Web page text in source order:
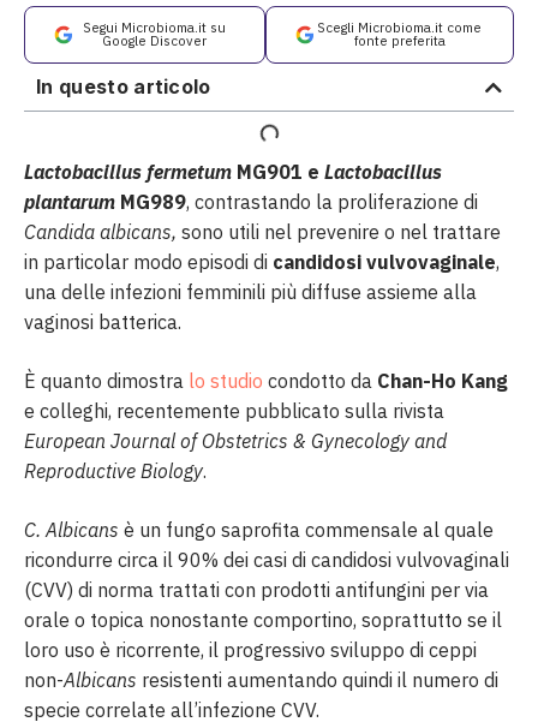
Segui Microbioma.it su
Google Discover
Scegli Microbioma.it come
fonte preferita
In questo articolo
Lactobacillus fermetum MG901 e Lactobacillus
plantarum MG989, contrastando la proliferazione di
Candida albicans, sono utili nel prevenire o nel trattare
in particolar modo episodi di candidosi vulvovaginale,
una delle infezioni femminili più diffuse assieme alla
vaginosi batterica.
È quanto dimostra lo studio condotto da Chan-Ho Kang
e colleghi, recentemente pubblicato sulla rivista
European Journal of Obstetrics & Gynecology and
Reproductive Biology.
C. Albicans è un fungo saprofita commensale al quale
ricondurre circa il 90% dei casi di candidosi vulvovaginali
(CVV) di norma trattati con prodotti antifungini per via
orale o topica nonostante comportino, soprattutto se il
loro uso è ricorrente, il progressivo sviluppo di ceppi
non-Albicans resistenti aumentando quindi il numero di
specie correlate all’infezione CVV.